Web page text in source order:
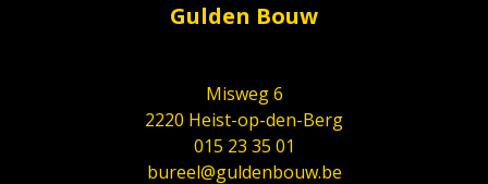
Gulden Bouw
Misweg 6
2220 Heist-op-den-Berg
015 23 35 01
bureel@guldenbouw.be